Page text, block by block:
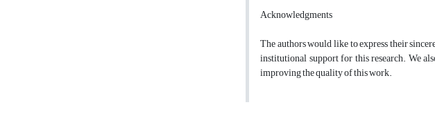
Acknowledgments
The authors would like to express their
institutional support for this research. We
improving the quality of this work.